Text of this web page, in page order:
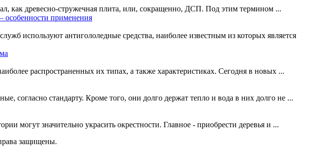
как древесно-стружечная плита, или, сокращенно, ДСП. Под этим термином ...
особенности применения
используют антигололедные средства, наиболее известным из которых является
распространенных их типах, а также характеристиках. Сегодня в новых ...
согласно стандарту. Кроме того, они долго держат тепло и вода в них долго не ...
могут значительно украсить окрестности. Главное - приобрести деревья и ...
защищены.